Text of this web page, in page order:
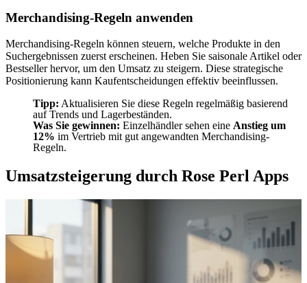
Merchandising-Regeln anwenden
Merchandising-Regeln können steuern, welche Produkte in den
Suchergebnissen zuerst erscheinen. Heben Sie saisonale Artikel oder
Bestseller hervor, um den Umsatz zu steigern. Diese strategische
Positionierung kann Kaufentscheidungen effektiv beeinflussen.
Tipp: Aktualisieren Sie diese Regeln regelmäßig basierend
auf Trends und Lagerbeständen.
Was Sie gewinnen: Einzelhändler sehen eine Anstieg um
12% im Vertrieb mit gut angewandten Merchandising-
Regeln.
Umsatzsteigerung durch Rose Perl Apps